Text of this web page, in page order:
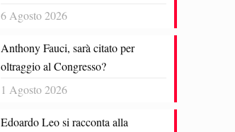
6 Agosto 2026
Anthony Fauci, sarà citato per
oltraggio al Congresso?
1 Agosto 2026
Edoardo Leo si racconta alla